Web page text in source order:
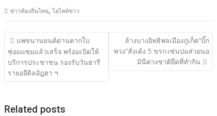
ข่าวท้องถิ่นไทย,ไฮไลท์ข่าว
แนะแนว
เรื่อง
แพขนานยนต์ด่านตากใบ
ซ่อมแซมแล้วเสร็จ พร้อมเปิดให้
บริการประชาชน รองรับวันฮารี
รายออีดิลอัฎฮา ฯ
ล้างบางอิทธิพลเมืองภูเก็ต”บิ๊ก
พวง”สั่งเด้ง 5 ขรก.เซ่นปมส่วยนอ
มินีต่างชาติยึดที่ทำกิน
Related posts